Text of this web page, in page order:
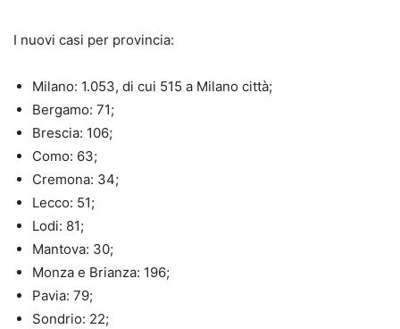
I nuovi casi per provincia:
Milano: 1.053, di cui 515 a Milano città;
Bergamo: 71;
Brescia: 106;
Como: 63;
Cremona: 34;
Lecco: 51;
Lodi: 81;
Mantova: 30;
Monza e Brianza: 196;
Pavia: 79;
Sondrio: 22;